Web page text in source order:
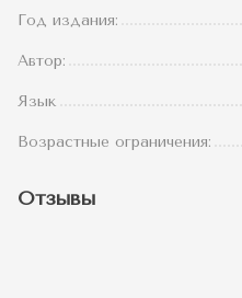
Год издания:
Автор:
Язык
Возрастные ограничения:
Отзывы